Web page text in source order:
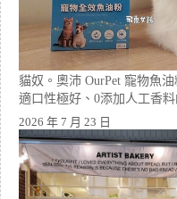
貓奴。奧沛 OurPet 寵物魚
適口性極好、0添加人工香料
2026 年 7 月 23 日